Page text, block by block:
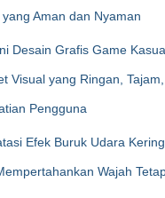
Aman dan Nyaman
Desain Grafis Game
Visual yang Ringan,
Pengguna
Efek Buruk Udara
Wajah